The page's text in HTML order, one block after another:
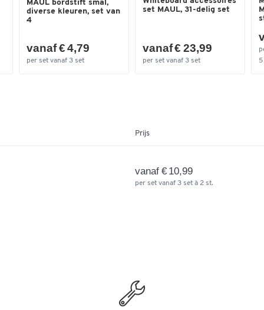
Hoogte (mm) 900
MAUL bordstift smal,
diverse kleuren, set van
4
vanaf € 4,79
per set vanaf 3 set
set MAUL, 31-delig set
vanaf € 23,99
per set vanaf 3 set
5
Prijs
vanaf € 10,99
per set vanaf 3 set à 2 st.